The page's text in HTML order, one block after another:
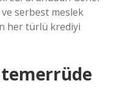
serbest meslek
her türlü krediyi